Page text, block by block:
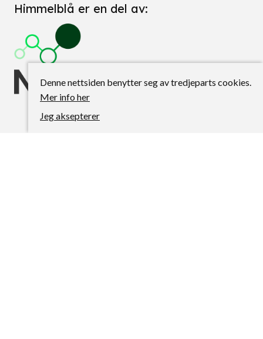
Himmelblå er en del av:
Denne nettsiden benytter seg av tredjeparts cookies.
Mer info her
Jeg aksepterer